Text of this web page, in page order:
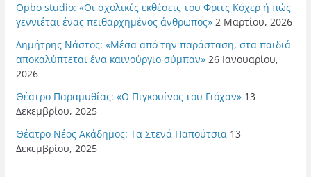
Opbo studio: «Οι σχολικές εκθέσεις του Φριτς Κόχερ ή πώς
γεννιέται ένας πειθαρχημένος άνθρωπος» 2 Μαρτίου, 2026
Δημήτρης Νάστος: «Μέσα από την παράσταση, στα παιδιά
αποκαλύπτεται ένα καινούργιο σύμπαν» 26 Ιανουαρίου,
2026
Θέατρο Παραμυθίας: «Ο Πιγκουίνος του Γιόχαν» 13
Δεκεμβρίου, 2025
Θέατρο Νέος Ακάδημος: Τα Στενά Παπούτσια 13
Δεκεμβρίου, 2025